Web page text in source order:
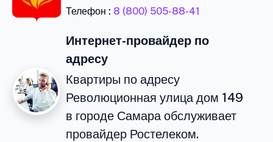
Телефон : 8 (800) 505-88-41
Интернет-провайдер по
адресу
Квартиры по адресу
Революционная улица дом 149
в городе Самара обслуживает
провайдер Ростелеком.